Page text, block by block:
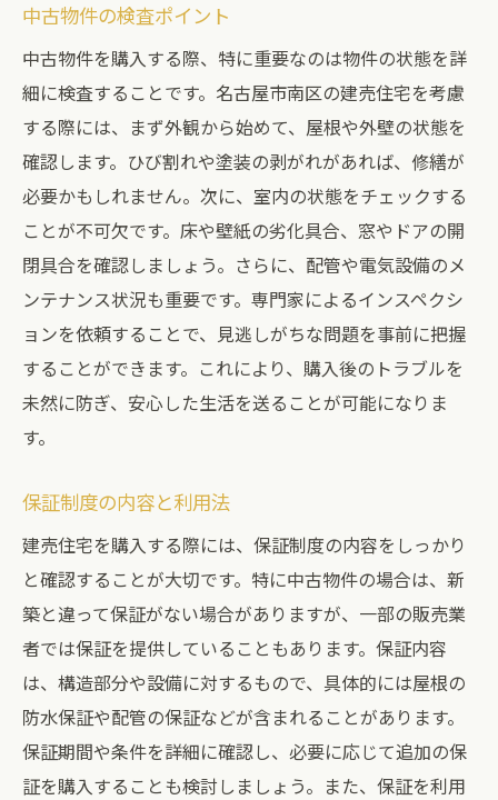
中古物件の検査ポイント
中古物件を購入する際、特に重要なのは物件の状態を詳
細に検査することです。名古屋市南区の建売住宅を考慮
する際には、まず外観から始めて、屋根や外壁の状態を
確認します。ひび割れや塗装の剥がれがあれば、修繕が
必要かもしれません。次に、室内の状態をチェックする
ことが不可欠です。床や壁紙の劣化具合、窓やドアの開
閉具合を確認しましょう。さらに、配管や電気設備のメ
ンテナンス状況も重要です。専門家によるインスペクシ
ョンを依頼することで、見逃しがちな問題を事前に把握
することができます。これにより、購入後のトラブルを
未然に防ぎ、安心した生活を送ることが可能になりま
す。
保証制度の内容と利用法
建売住宅を購入する際には、保証制度の内容をしっかり
と確認することが大切です。特に中古物件の場合は、新
築と違って保証がない場合がありますが、一部の販売業
者では保証を提供していることもあります。保証内容
は、構造部分や設備に対するもので、具体的には屋根の
防水保証や配管の保証などが含まれることがあります。
保証期間や条件を詳細に確認し、必要に応じて追加の保
証を購入することも検討しましょう。また、保証を利用